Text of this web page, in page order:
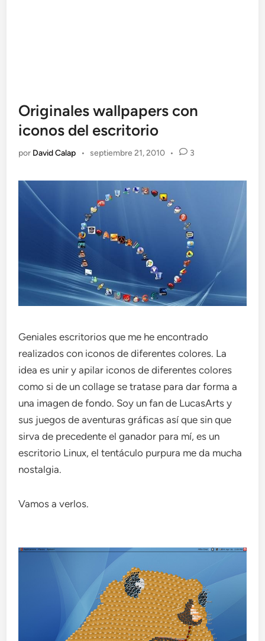
Originales wallpapers con
iconos del escritorio
por David Calap • septiembre 21, 2010 • 3
Geniales escritorios que me he encontrado
realizados con iconos de diferentes colores. La
idea es unir y apilar iconos de diferentes colores
como si de un collage se tratase para dar forma a
una imagen de fondo. Soy un fan de LucasArts y
sus juegos de aventuras gráficas así que sin que
sirva de precedente el ganador para mí, es un
escritorio Linux, el tentáculo purpura me da mucha
nostalgia.
Vamos a verlos.